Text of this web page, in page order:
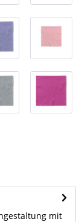
mit